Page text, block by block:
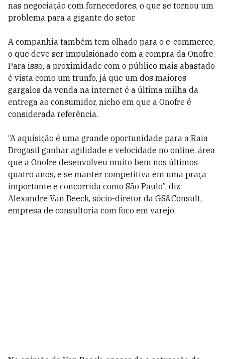
nas negociação com fornecedores, o que se tornou um
problema para a gigante do setor.
A companhia também tem olhado para o e-commerce,
o que deve ser impulsionado com a compra da Onofre.
Para isso, a proximidade com o público mais abastado
é vista como um trunfo, já que um dos maiores
gargalos da venda na internet é a última milha da
entrega ao consumidor, nicho em que a Onofre é
considerada referência.
“A aquisição é uma grande oportunidade para a Raia
Drogasil ganhar agilidade e velocidade no online, área
que a Onofre desenvolveu muito bem nos últimos
quatro anos, e se manter competitiva em uma praça
importante e concorrida como São Paulo”, diz
Alexandre Van Beeck, sócio-diretor da GS&Consult,
empresa de consultoria com foco em varejo.